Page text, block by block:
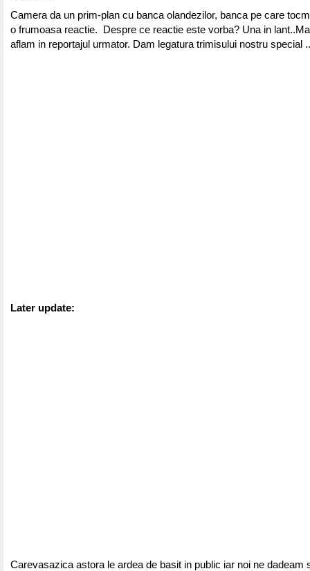
Camera da un prim-plan cu banca olandezilor, banca pe care
o frumoasa reactie. Despre ce reactie este vorba? Una in
aflam in reportajul urmator. Dam legatura trimisului nostru special
Later update:
Carevasazica astora le ardea de basit in public iar noi ne dadeam